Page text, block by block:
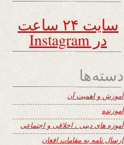
سایت ۲۴ ساعت
در Instagram
دسته‌ها
آموزش و اهمیت آن
آموزنده
آموزه های دینی ، اخلاقی و اجتماعی
ارسال نامه به مقامات افغان